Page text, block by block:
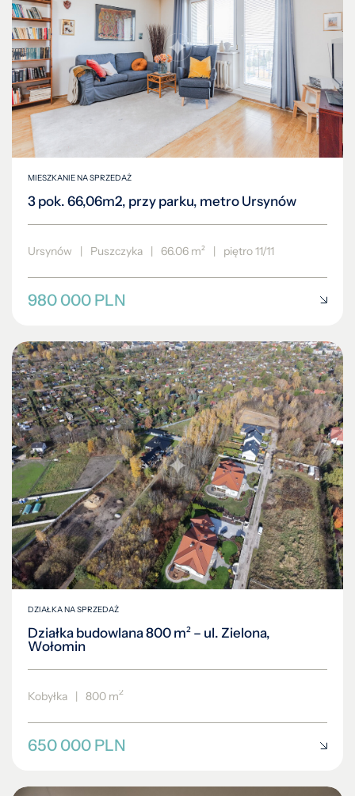
MIESZKANIE NA SPRZEDAŻ
3 pok. 66,06m2, przy parku, metro Ursynów
Ursynów | Puszczyka | 66.06 m² | piętro 11/11
980 000 PLN
DZIAŁKA NA SPRZEDAŻ
Działka budowlana 800 m² – ul. Zielona,
Wołomin
Kobyłka | 800 m2
650 000 PLN